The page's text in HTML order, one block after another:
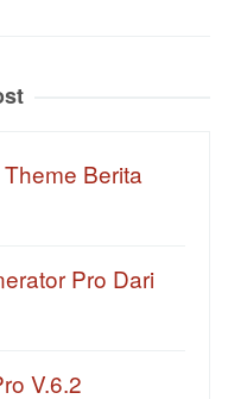
Berita
Pro Dari
V.6.2